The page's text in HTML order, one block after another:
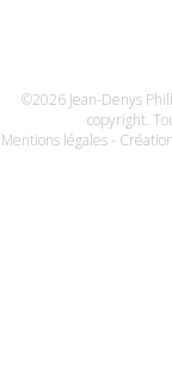
©2026 Jean-Denys
copyright.
Mentions légales -